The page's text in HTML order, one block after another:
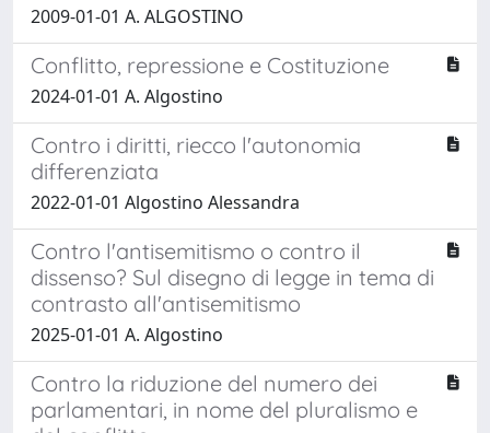
2009-01-01 A. ALGOSTINO
Conflitto, repressione e Costituzione
2024-01-01 A. Algostino
Contro i diritti, riecco l'autonomia
differenziata
2022-01-01 Algostino Alessandra
Contro l'antisemitismo o contro il
dissenso? Sul disegno di legge in tema di
contrasto all'antisemitismo
2025-01-01 A. Algostino
Contro la riduzione del numero dei
parlamentari, in nome del pluralismo e